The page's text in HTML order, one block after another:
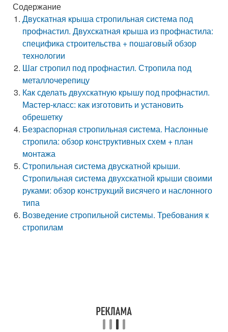
Содержание
Двускатная крыша стропильная система под
профнастил. Двухскатная крыша из профнастила:
специфика строительства + пошаговый обзор
технологии
Шаг стропил под профнастил. Стропила под
металлочерепицу
Как сделать двухскатную крышу под профнастил.
Мастер-класс: как изготовить и установить
обрешетку
Безраспорная стропильная система. Наслонные
стропила: обзор конструктивных схем + план
монтажа
Стропильная система двускатной крыши.
Стропильная система двухскатной крыши своими
руками: обзор конструкций висячего и наслонного
типа
Возведение стропильной системы. Требования к
стропилам